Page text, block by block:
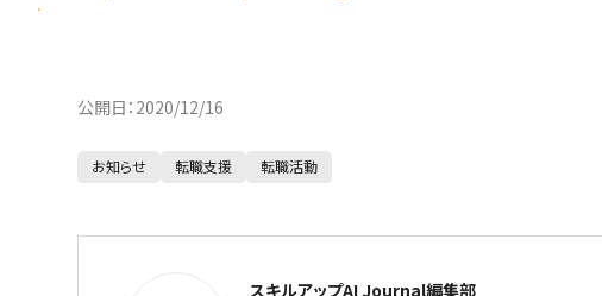
公開日： 2020/12/16
お知らせ 転職支援 転職活動
スキルアップAI Journal編集部